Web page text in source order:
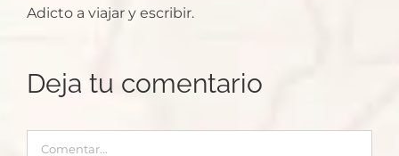
Adicto a viajar y escribir.
Deja tu comentario
Comentar